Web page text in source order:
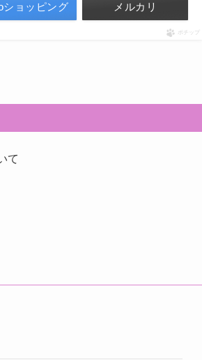
ショッピング メルカリ
ポチップ
て